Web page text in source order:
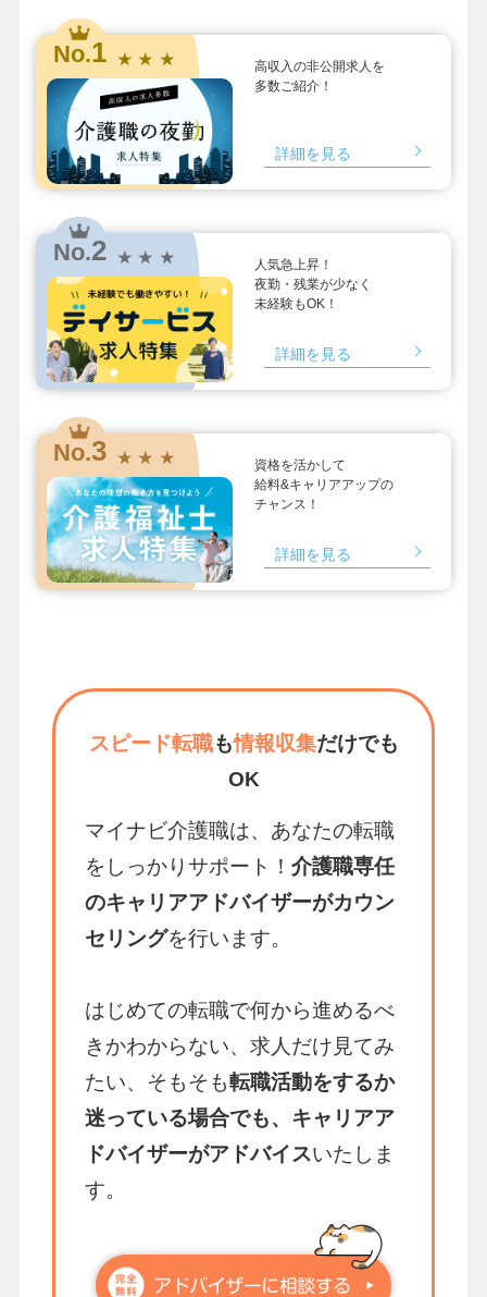
No.1 ★ ★ ★
高収入の非公開求人を
多数ご紹介！
詳細を見る
No.2 ★ ★ ★
人気急上昇！
夜勤・残業が少なく
未経験もOK！
詳細を見る
No.3 ★ ★ ★
資格を活かして
給料&キャリアアップの
チャンス！
詳細を見る
スピード転職も情報収集だけでも
OK
マイナビ介護職は、あなたの転職
をしっかりサポート！ 介護職専任
のキャリアアドバイザーがカウン
セリングを行います。
はじめての転職で何から進めるべ
きかわからない、求人だけ見てみ
たい、そもそも転職活動をするか
迷っている場合でも、キャリアア
ドバイザーがアドバイスいたしま
す。